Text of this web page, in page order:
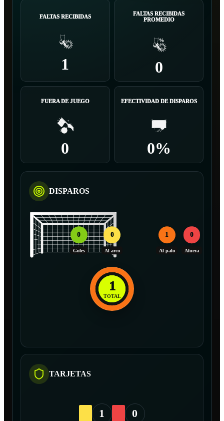
FALTAS RECIBIDAS
1
FALTAS RECIBIDAS
PROMEDIO
0
FUERA DE JUEGO
0
EFECTIVIDAD DE DISPAROS
0%
DISPAROS
0
Goles
0
Al arco
1
Al palo
0
Afuera
1
TOTAL
TARJETAS
1 0